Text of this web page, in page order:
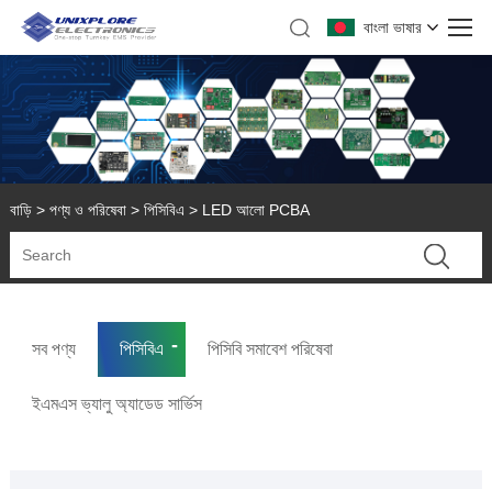
বাংলা ভাষার
বাড়ি > পণ্য ও পরিষেবা> পিসিবিএ > LED আলো PCBA
সব পণ্য পিসিবিএ পিসিবি সমাবেশ পরিষেবা
ইএমএস ভ্যালু অ্যাডেড সার্ভিস